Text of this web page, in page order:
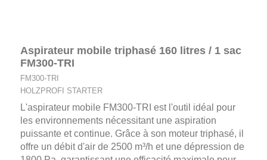
Aspirateur mobile triphasé 160 litres / 1 sac
FM300-TRI
FM300-TRI
HOLZPROFI STARTER
L'aspirateur mobile FM300-TRI est l'outil idéal pour
les environnements nécessitant une aspiration
puissante et continue. Grâce à son moteur triphasé, il
offre un débit d'air de 2500 m³/h et une dépression de